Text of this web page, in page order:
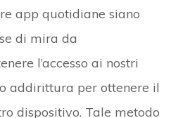
app quotidiane siano
di mira da
l’accesso ai nostri
addirittura per ottenere il
dispositivo. Tale metodo